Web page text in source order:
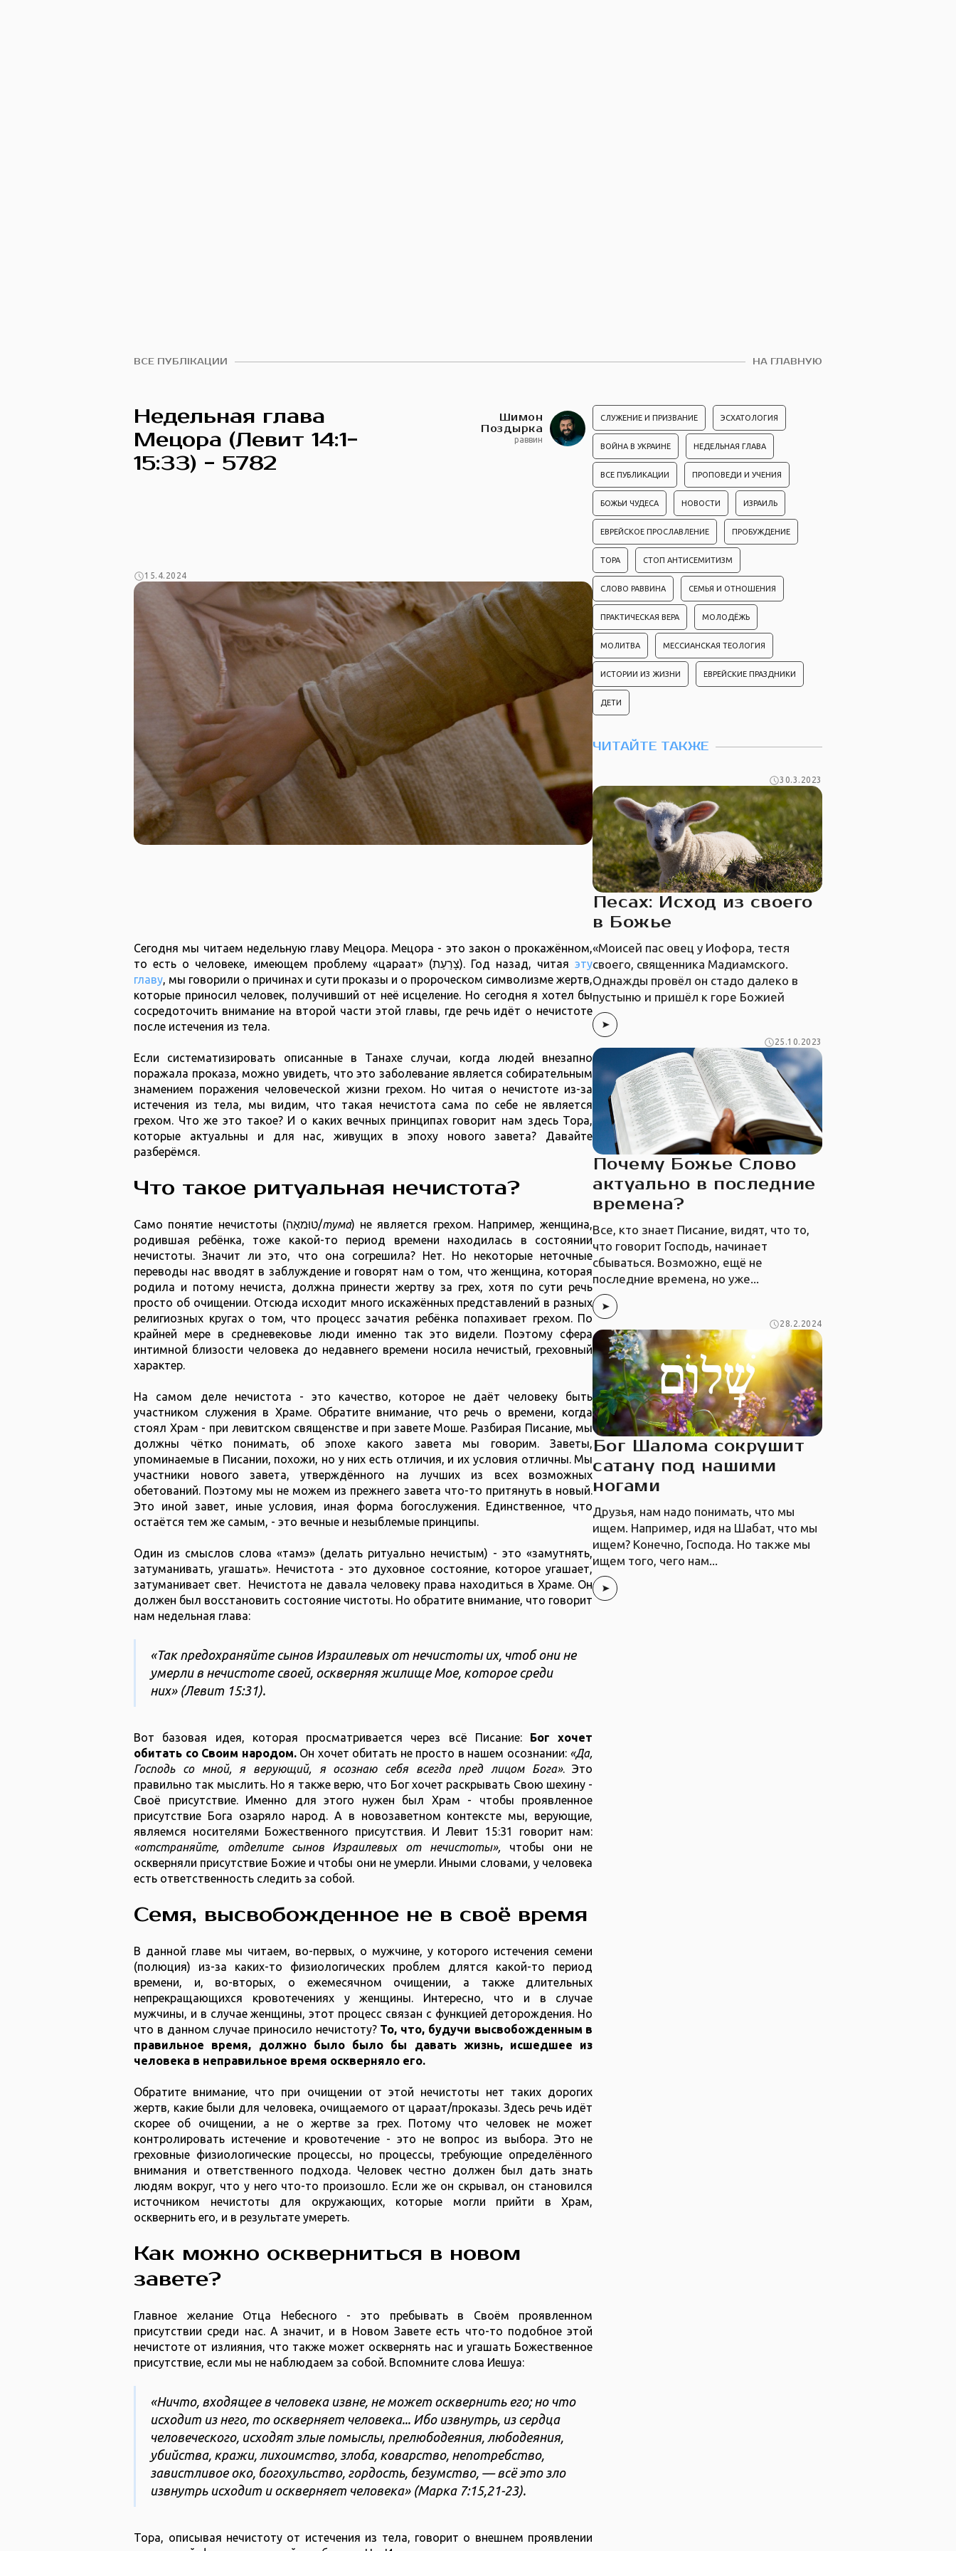
ВСЕ ПУБЛІКАЦИИ НА ГЛАВНУЮ
Недельная глава
Мецора (Левит 14:1-
15:33) - 5782
Шимон
Поздырка
раввин
15.4.2024
Сегодня мы читаем недельную главу Мецора. Мецора - это закон о прокажённом,
то есть о человеке, имеющем проблему «цараат» (צָרַעַת). Год назад, читаяэту
главу, мы говорили о причинах и сути проказы и о пророческом символизме жертв,
которые приносил человек, получивший от неё исцеление. Но сегодня я хотел бы
сосредоточить внимание на второй части этой главы, где речь идёт о нечистоте
после истечения из тела.
Если систематизировать описанные в Танахе случаи, когда людей внезапно
поражала проказа, можно увидеть, что это заболевание является собирательным
знамением поражения человеческой жизни грехом. Но читая о нечистоте из-за
истечения из тела, мы видим, что такая нечистота сама по себе не является
грехом. Что же это такое? И о каких вечных принципах говорит нам здесь Тора,
которые актуальны и для нас, живущих в эпоху нового завета? Давайте
разберёмся.
Что такое ритуальная нечистота?
Само понятие нечистоты (טוּמאָה/тума) не является грехом. Например, женщина,
родившая ребёнка, тоже какой-то период времени находилась в состоянии
нечистоты. Значит ли это, что она согрешила? Нет. Но некоторые неточные
переводы нас вводят в заблуждение и говорят нам о том, что женщина, которая
родила и потому нечиста, должна принести жертву за грех, хотя по сути речь
просто об очищении. Отсюда исходит много искажённых представлений в разных
религиозных кругах о том, что процесс зачатия ребёнка попахивает грехом. По
крайней мере в средневековье люди именно так это видели. Поэтому сфера
интимной близости человека до недавнего времени носила нечистый, греховный
характер.
На самом деле нечистота - это качество, которое не даёт человеку быть
участником служения в Храме. Обратите внимание, что речь о времени, когда
стоял Храм - при левитском священстве и при завете Моше. Разбирая Писание, мы
должны чётко понимать, об эпохе какого завета мы говорим. Заветы,
упоминаемые в Писании, похожи, но у них есть отличия, и их условия отличны. Мы
участники нового завета, утверждённого на лучших из всех возможных
обетований. Поэтому мы не можем из прежнего завета что-то притянуть в новый.
Это иной завет, иные условия, иная форма богослужения. Единственное, что
остаётся тем же самым, - это вечные и незыблемые принципы.
Один из смыслов слова «тамэ» (делать ритуально нечистым) - это «замутнять,
затуманивать, угашать». Нечистота - это духовное состояние, которое угашает,
затуманивает свет. Нечистота не давала человеку права находиться в Храме. Он
должен был восстановить состояние чистоты. Но обратите внимание, что говорит
нам недельная глава:
«Так предохраняйте сынов Израилевых от нечистоты их, чтоб они не
умерли в нечистоте своей, оскверняя жилище Мое, которое среди
них» (Левит 15:31).
Вот базовая идея, которая просматривается через всё Писание:Бог хочет
обитать со Своим народом.Он хочет обитать не просто в нашем осознании: «Да,
Господь со мной, я верующий, я осознаю себя всегда пред лицом Бога». Это
правильно так мыслить. Но я также верю, что Бог хочет раскрывать Свою шехину -
Своё присутствие. Именно для этого нужен был Храм - чтобы проявленное
присутствие Бога озаряло народ. А в новозаветном контексте мы, верующие,
являемся носителями Божественного присутствия. И Левит 15:31 говорит нам:
«отстраняйте, отделите сынов Израилевых от нечистоты», чтобы они не
оскверняли присутствие Божие и чтобы они не умерли. Иными словами, у человека
есть ответственность следить за собой.
Семя, высвобожденное не в своё время
В данной главе мы читаем, во-первых, о мужчине, у которого истечения семени
(полюция) из-за каких-то физиологических проблем длятся какой-то период
времени, и, во-вторых, о ежемесячном очищении, а также длительных
непрекращающихся кровотечениях у женщины.
Интересно, что и в случае
мужчины, и в случае женщины, этот процесс связан с функцией деторождения. Но
что в данном случае приносило нечистоту? То, что, будучи высвобожденным в
правильное время, должно было было бы давать жизнь, исшедшее из
человека в неправильное время оскверняло его.
Обратите внимание, что при очищении от этой нечистоты нет таких дорогих
жертв, какие были для человека, очищаемого от цараат/проказы. Здесь речь идёт
скорее об очищении, а не о жертве за грех. Потому что человек не может
контролировать истечение и кровотечение - это не вопрос из выбора. Это не
греховные физиологические процессы, но процессы, требующие определённого
внимания и ответственного подхода. Человек честно должен был дать знать
людям вокруг, что у него что-то произошло. Если же он скрывал, он становился
источником нечистоты для окружающих, которые могли прийти в Храм,
осквернить его, и в результате умереть.
Как можно оскверниться в новом
завете?
Главное желание Отца Небесного - это пребывать в Своём проявленном
присутствии среди нас. А значит, и в Новом Завете есть что-то подобное этой
нечистоте от излияния, что также может осквернять нас и угашать Божественное
присутствие, если мы не наблюдаем за собой. Вспомните слова Иешуа:
«Ничто, входящее в человека извне, не может осквернить его; но что
исходит из него, то оскверняет человека... Ибо извнутрь, из сердца
человеческого, исходят злые помыслы, прелюбодеяния, любодеяния,
убийства, кражи, лихоимство, злоба, коварство, непотребство,
завистливое око, богохульство, гордость, безумство, — всё это зло
извнутрь исходит и оскверняет человека» (Марка 7:15,21-23).
Тора, описывая нечистоту от истечения из тела, говорит о внешнем проявлении
СЛУЖЕНИЕ И ПРИЗВАНИЕ ЭСХАТОЛОГИЯ
ВОЙНА В УКРАИНЕ НЕДЕЛЬНАЯ ГЛАВА
ВСЕ ПУБЛИКАЦИИ ПРОПОВЕДИ И УЧЕНИЯ
БОЖЬИ ЧУДЕСА НОВОСТИ ИЗРАИЛЬ
ЕВРЕЙСКОЕ ПРОСЛАВЛЕНИЕ ПРОБУЖДЕНИЕ
ТОРА СТОП АНТИСЕМИТИЗМ
СЛОВО РАВВИНА СЕМЬЯ И ОТНОШЕНИЯ
ПРАКТИЧЕСКАЯ ВЕРА МОЛОДЁЖЬ
МОЛИТВА МЕССИАНСКАЯ ТЕОЛОГИЯ
ИСТОРИИ ИЗ ЖИЗНИ ЕВРЕЙСКИЕ ПРАЗДНИКИ
ДЕТИ
ЧИТАЙТЕ ТАКЖЕ
30.3.2023
Песах: Исход из своего
в Божье
«Моисей пас овец у Иофора, тестя
своего, священника Мадиамского.
Однажды провёл он стадо далеко в
пустыню и пришёл к горе Божией
25.10.2023
Почему Божье Слово
актуально в последние
времена?
Все, кто знает Писание, видят, что то,
что говорит Господь, начинает
сбываться. Возможно, ещё не
последние времена, но уже...
28.2.2024
Бог Шалома сокрушит
сатану под нашими
ногами
Друзья, нам надо понимать, что мы
ищем. Например, идя на Шабат, что мы
ищем? Конечно, Господа. Но также мы
ищем того, чего нам...